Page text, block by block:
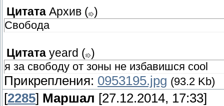
Цитата Архив ( )
Свобода
Цитата yeard ( )
я за свободу от зоны не избавишся cool
Прикрепления: 0953195.jpg (93.2 Kb)
[2285] Маршал [27.12.2014, 17:33]